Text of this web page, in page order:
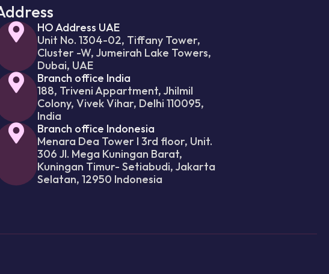
HO Address UAE
Unit No. 1304-02, Tiffany Tower,
Cluster -W, Jumeirah Lake Towers,
Dubai, UAE
Branch office India
188, Triveni Appartment, Jhilmil
Colony, Vivek Vihar, Delhi 110095,
India
Branch office Indonesia
Menara Dea Tower I 3rd floor, Unit.
306 Jl. Mega Kuningan Barat,
Kuningan Timur- Setiabudi, Jakarta
Selatan, 12950 Indonesia